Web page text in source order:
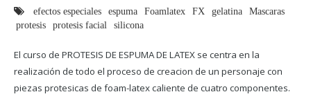
efectos especiales espuma Foamlatex FX gelatina
Mascaras
protesis
protesis facial silicona
El curso de PROTESIS DE ESPUMA DE LATEX se centra en la
realización de todo el proceso de creacion de un personaje con
piezas protesicas de foam-latex caliente de cuatro componentes.